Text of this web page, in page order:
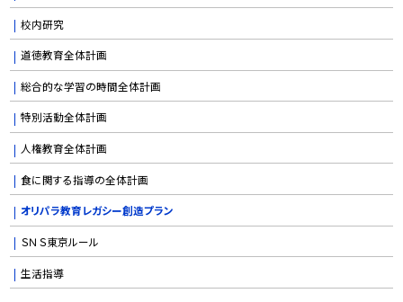
校内研究
道徳教育全体計画
総合的な学習の時間全体計画
特別活動全体計画
人権教育全体計画
食に関する指導の全体計画
オリパラ教育レガシー創造プラン
ＳＮＳ東京ルール
生活指導